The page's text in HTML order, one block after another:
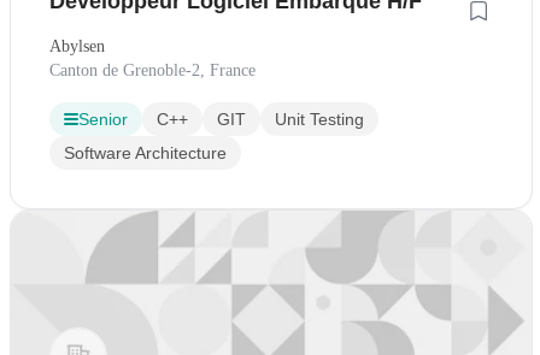
Abylsen
Canton de Grenoble-2, France
Senior C++ GIT
Unit Testing
Software Architecture